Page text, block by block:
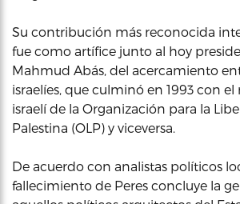
Su contribución más reconocida
fue como artífice junto al hoy
Mahmud Abás, del acercamiento
israelíes, que culminó en 1993 con
israelí de la Organización para la
Palestina (OLP) y viceversa.
De acuerdo con analistas políticos
fallecimiento de Peres concluye la